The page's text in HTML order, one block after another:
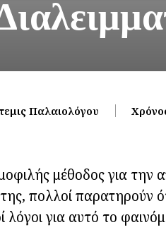
Παλαιολόγου
μέθοδος για
πολλοί παρατηρούν
λόγοι για αυτό το